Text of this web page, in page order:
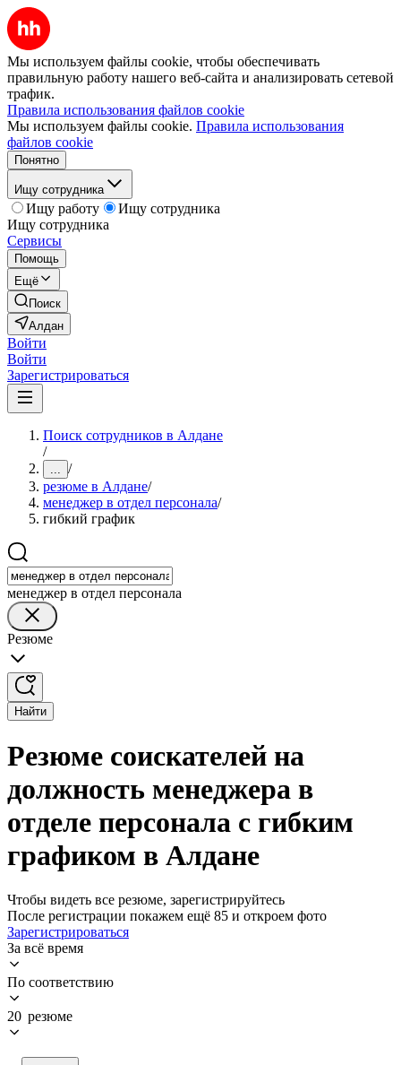
Мы используем файлы cookie, чтобы обеспечивать
правильную работу нашего веб-сайта и анализировать сетевой
трафик.
Правила использования файлов cookie
Мы используем файлы cookie. Правила использования
файлов cookie
Понятно
Ищу сотрудника
Ищу работу
Ищу сотрудника
Ищу сотрудника
Сервисы
Помощь
Ещё
Поиск
Алдан
Войти
Войти
Зарегистрироваться
Поиск сотрудников в Алдане
/
... /
резюме в Алдане/
менеджер в отдел персонала/
гибкий график
менеджер в отдел персонала
Резюме
Найти
Резюме соискателей на
должность менеджера в
отделе персонала с гибким
графиком в Алдане
Чтобы видеть все резюме, зарегистрируйтесь
После регистрации покажем ещё 85 и откроем фото
Зарегистрироваться
За всё время
По соответствию
20 резюме